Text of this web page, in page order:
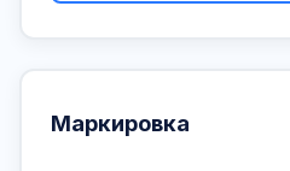
Маркировка